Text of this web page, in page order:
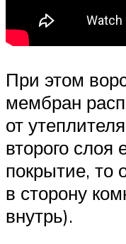
При этом
мембран
от
второго слоя
покрытие, то
в сторону
внутрь).